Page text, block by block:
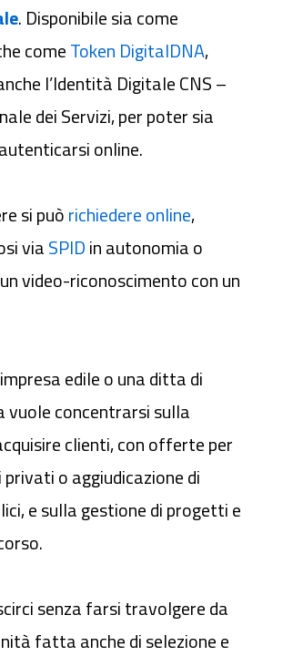
. Disponibile sia come
comeToken DigitalDNA,
l’Identità Digitale CNS –
dei Servizi, per poter sia
online.
si puòrichiedere online,
viaSPIDin autonomia o
video-riconoscimento con un
edile o una ditta di
vuole concentrarsi sulla
clienti, con offerte per
o aggiudicazione di
e sulla gestione di progetti e
senza farsi travolgere da
fatta anche di selezione e